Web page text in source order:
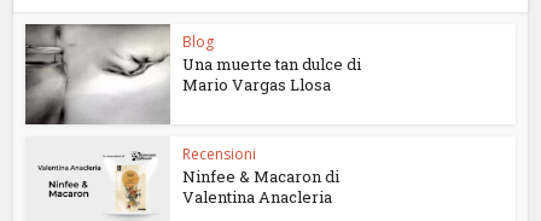
Blog
Una muerte tan dulce di
Mario Vargas Llosa
Recensioni
Ninfee & Macaron di
Valentina Anacleria